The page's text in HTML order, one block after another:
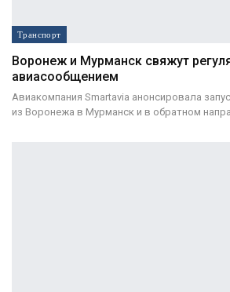
Транспорт
Воронеж и Мурманск свяжут
авиасообщением
Авиакомпания Smartavia анонсировала
из Воронежа в Мурманск и в обратном